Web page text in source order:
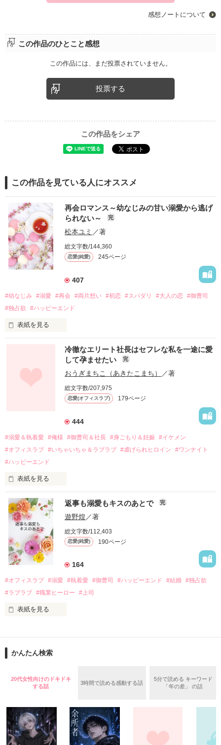
感想ノートについて
この作品のひとこと感想
この作品には、まだ投票されていません。
投票する
この作品をシェア
この作品を見ている人にオススメ
再会ロマンス～幼なじみの甘い溺愛から逃げ
られない～
完
松本ユミ ／著
総文字数/144,360
恋愛(純愛) 245ページ
407
#幼なじみ #溺愛 #再会 #両片想い #初恋 #スパダリ #大人の恋 #御曹司
#独占欲
#ハッピーエンド
表紙を見る
幼なじみの哲平に淡い恋心を抱いていた美桜。
しかし、ある出来事をきっかけに二人の関係は壊れてしまう。
関係修復もできないまま、美桜は両親の離婚によって
引っ越すことになり、哲平とも離れ離れになった。
それから約十二年後。
過去の傷から、二度と会いたくないと思っていた哲平に
運命のような再会を果たす。
酔った勢いで一夜を共にしてしまった。
さらに、美桜が初めてだと知った哲平は
『責任をとる、結婚しよう』と真っ直ぐに告げてきた。
戸惑う美桜とは裏腹に、好きという気持ちを隠すことなく
甘やかしてくる。
そんなある日、哲平は美桜がストーカー被害に
遭っていることを知る。
美桜を守るため、哲平は同居を提案してきて――。
夏木美桜(なつきみお)
鳴海哲平 (なるみてっぺい)
2026.6.5～2026.7.25
＊以前、公開していた話の改稿版です＊
冷徹なエリート社長はセフレな私を一途に愛
して孕ませたい
完
おうぎまちこ（あきたこまち） ／著
総文字数/207,975
恋愛(オフィスラブ) 179ページ
444
#溺愛＆執着愛 #俺様 #御曹司＆社長 #身ごもり＆妊娠 #イケメン
#オフィスラブ #いちゃいちゃ＆ラブラブ #虐げられヒロイン
#ワンナイト
#ハッピーエンド
表紙を見る
おかしな噂を流されて前の職場でうまくいかなかった梅田美
桜は、海外で傷心旅行をしていたところ、日本人美青年と出会
い、酒の勢いもあり一夜限りの関係となる。
帰国後、美桜は新しい職場でワンナイトした美青年と再会。
なんと彼の正体は、とある財閥御曹司にも関わらず、一族を離
れて起業した新進気鋭の実業家、社内でも冷徹だと評判な社長
――御影恭司その人だったのだ――！
なぜか恭司から飼い猫の世話係を命じられた美桜は、猫の世
の関係となってしまい――？
返事も溺愛もキスのあとで 完
遊野煌 ／著
総文字数/112,403
恋愛(純愛) 190ページ
164
#オフィスラブ #溺愛 #執着愛 #御曹司 #ハッピーエンド #結婚 #独占欲
#ラブラブ #職業ヒーロー #上司
表紙を見る
ションの企画戦略室で働いている。
めた、同期で恋人の石垣守（26）がいるのだが、後輩の姫原由
いた。
守と由羅から『便利屋雛子』と馬鹿にされ、一人こっそり泣い
た上、同居まで提案してきて──？
鷹哉『宜しくな、俺の雛子』🦅
雛子『俺の……ひぃ、雛子？！！！』🐥
かんたん検索
20代女性向けのドキドキ
する話
3時間で読める感動する話
5分で読める キーワード
「年の差」 の話